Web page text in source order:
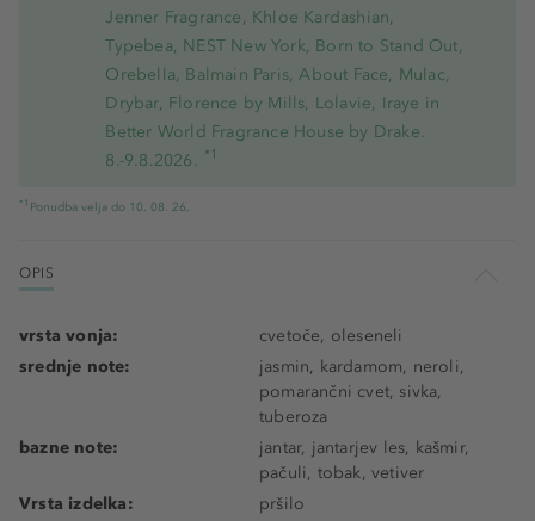
Jenner Fragrance, Khloe Kardashian,
Typebea, NEST New York, Born to Stand Out,
Orebella, Balmain Paris, About Face, Mulac,
Drybar, Florence by Mills, Lolavie, Iraye in
Better World Fragrance House by Drake.
8.-9.8.2026. *1
*1 Ponudba velja do 10. 08. 26.
OPIS
vrsta vonja:
cvetoče, oleseneli
srednje note:
jasmin, kardamom, neroli,
pomarančni cvet, sivka,
tuberoza
bazne note:
jantar, jantarjev les, kašmir,
pačuli, tobak, vetiver
Vrsta izdelka:
pršilo